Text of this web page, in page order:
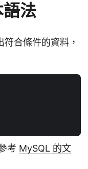
法
合條件的資料，
考 MySQL 的文